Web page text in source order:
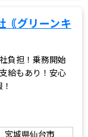
｟グリーンキ
負担！乗務開始
給もあり！安心